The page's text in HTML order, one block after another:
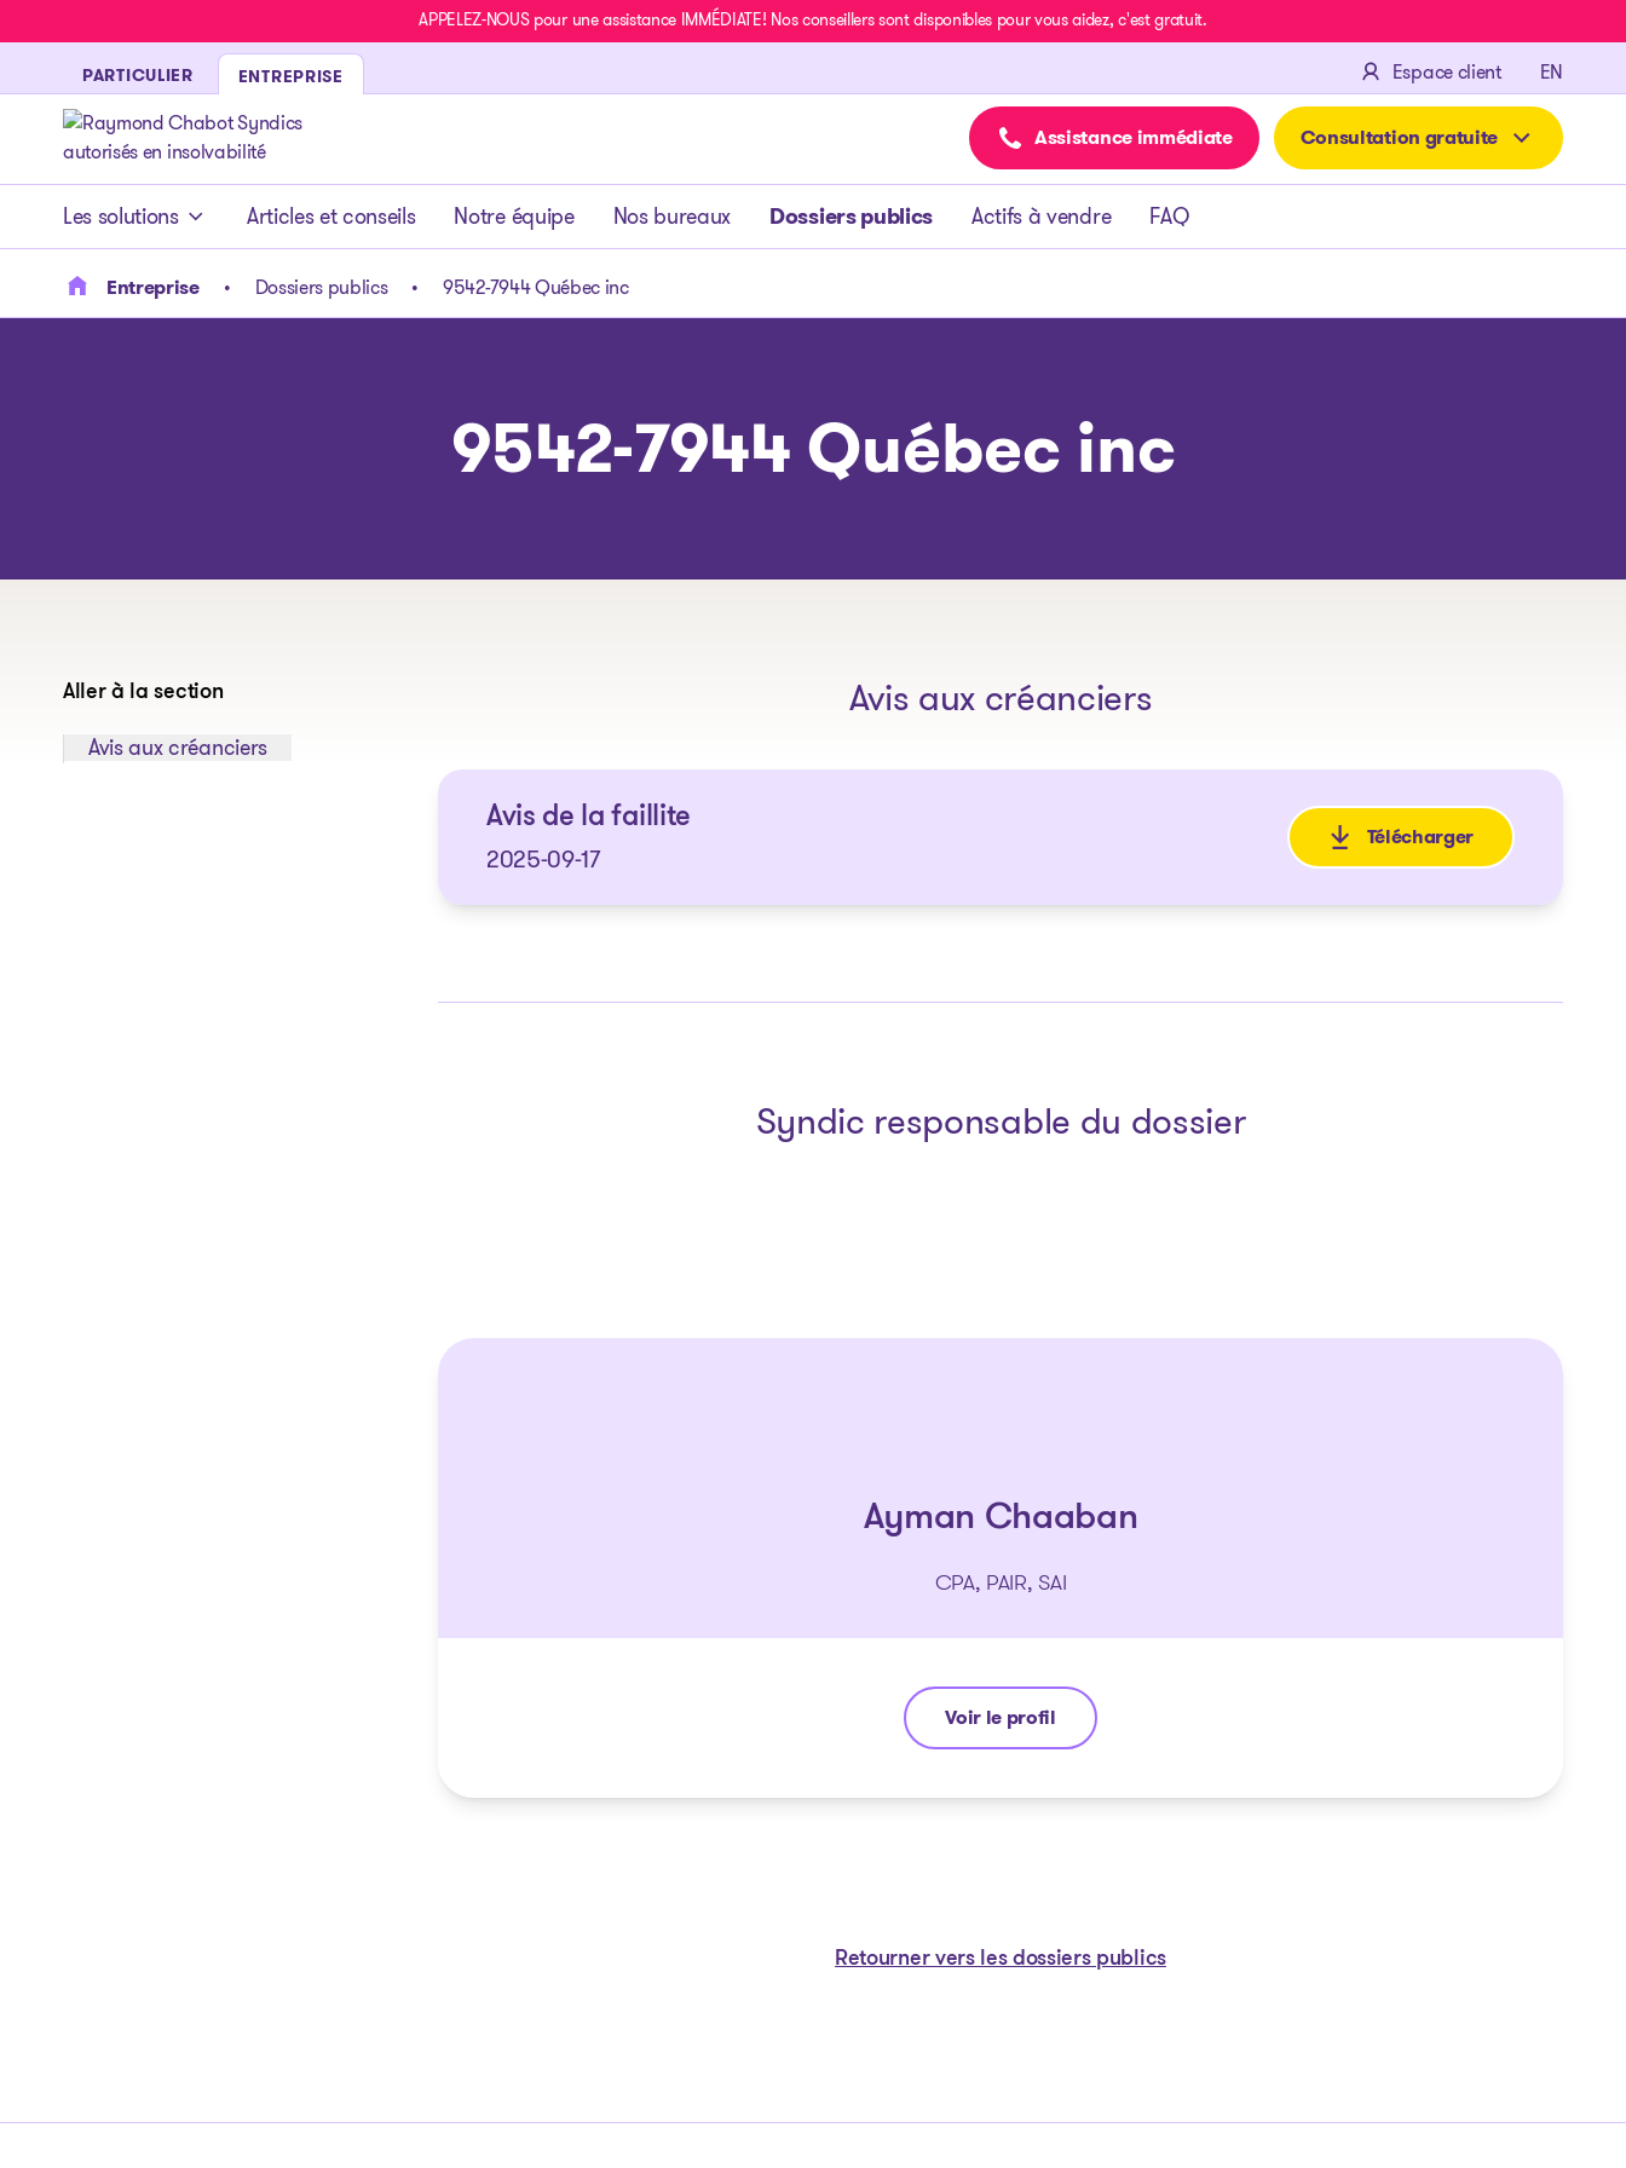
APPELEZ-NOUS pour une assistance IMMÉDIATE! Nos conseillers sont disponibles pour vous aidez, c'est gratuit.
PARTICULIER ENTREPRISE Espace client EN
- page d’accueil
Assistance immédiate Consultation gratuite
Les solutions Articles et conseils Notre équipe Nos bureaux Dossiers publics Actifs à vendre FAQ
Entreprise Dossiers publics 9542-7944 Québec inc
9542-7944 Québec inc
Aller à la section
Sauter à la section:
Avis aux créanciers
Avis aux créanciers
Avis de la faillite
2025-09-17
Télécharger
: Avis de la faillite
Syndic responsable du dossier
Ayman Chaaban
CPA, PAIR, SAI
Voir le profil
Ayman Chaaban
Retourner vers les dossiers publics